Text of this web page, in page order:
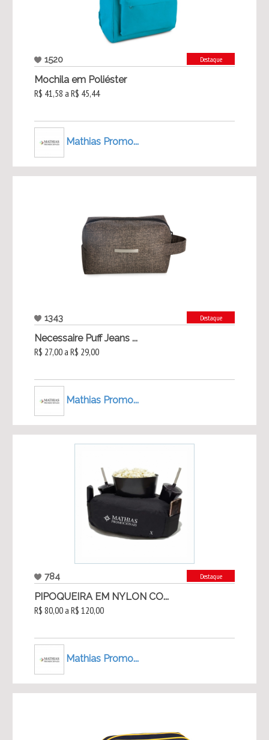
1520 Destaque
Mochila em Poliéster
R$ 41,58 a R$ 45,44
Mathias Promo...
1343 Destaque
Necessaire Puff Jeans ...
R$ 27,00 a R$ 29,00
Mathias Promo...
784 Destaque
PIPOQUEIRA EM NYLON CO...
R$ 80,00 a R$ 120,00
Mathias Promo...